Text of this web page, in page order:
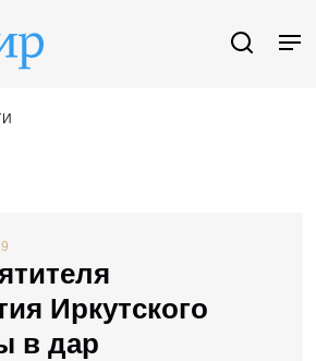
Иркутского
в дар